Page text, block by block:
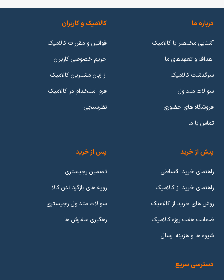
همگی در فروشگاه اینترنتی کالامیک به امری ساده تبدیل شده
است.
انواع گوشی موبایل
ختم میشد ولی بعد از گذشت چندین سال از تولید اولین گوشی
موبایل هوشمند شرکت های زیادی دست به تولید و عرضه گوشی
موبایل با امکانات زیاد و برچسب قیمتی اقتصادی زدند. از
کمپانیسامسونگ
اشاره کرد که بازار گوشی موبایل به
نوعی تحت تسلط این برند ها میباشد. اما برند هایی هم درحال
فعالیت هستند که ممکن است محبوبیت کمتری داشته باشند اما
کیفیت و برچسب قیمتی نسبت به گوشی موبایلی که عرضه
میکنند، منطقی تر باشد.
از این کمپانی ها میتوان به
موبایل از خود ارائه دادند.
درباره ما
آشنایی مختصر با کالامیک
اهداف و تعهدهای ما
سرگذشت کالامیک
سوالات متداول
فروشگاه های حضوری
تماس با ما
کالامیک و کاربران
قوانین و مقررات کالامیک
حریم خصوصی کاربران
از زبان مشتریان کالامیک
فرم استخدام در کالامیک
نظرسنجی
پیش از خرید
راهنمای خرید اقساطی
راهنمای خرید از کالامیک
روش های خرید از کالامیک
ضمانت هفت روزه کالامیک
شیوه ها و هزینه ارسال
پس از خرید
تضمین رجیستری
رویه های بازگرداندن کالا
سوالات متداول رجیستری
رهگیری سفارش ها
دسترسی سریع